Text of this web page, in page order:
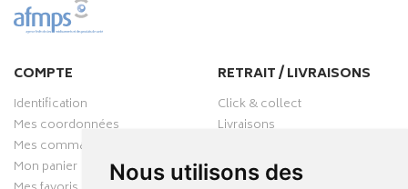
Nous utilisons des
COMPTE
Identification
Mes coordonnées
Mes commandes
Mon panier
RETRAIT / LIVRAISONS
Click & collect
Livraisons